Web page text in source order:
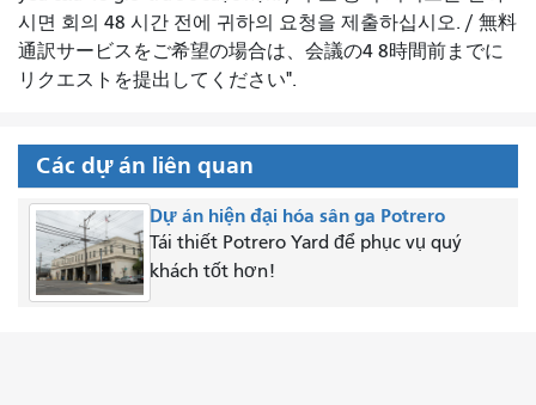
시면 회의 48 시간 전에 귀하의 요청을 제출하십시오. / 無料
通訳サービスをご希望の場合は、会議の4 8時間前までに
リクエストを提出してください".
Các dự án liên quan
Dự án hiện đại hóa sân ga Potrero
Tái thiết Potrero Yard để phục vụ quý
khách tốt hơn!